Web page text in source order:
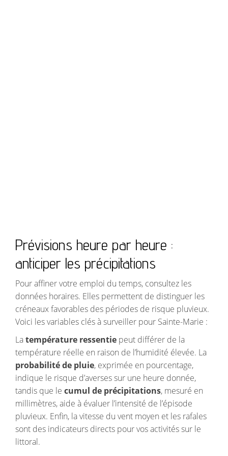
Prévisions heure par heure :
anticiper les précipitations
Pour affiner votre emploi du temps, consultez les
données horaires. Elles permettent de distinguer les
créneaux favorables des périodes de risque pluvieux.
Voici les variables clés à surveiller pour Sainte-Marie :
Latempérature ressentie peut différer de la
température réelle en raison de l’humidité élevée. La
probabilité de pluie, exprimée en pourcentage,
indique le risque d’averses sur une heure donnée,
tandis que le cumul de précipitations, mesuré en
millimètres, aide à évaluer l’intensité de l’épisode
pluvieux. Enfin, la vitesse du vent moyen et les rafales
sont des indicateurs directs pour vos activités sur le
littoral.